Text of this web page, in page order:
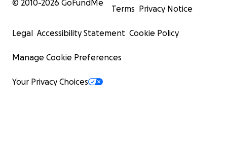
© 2010-2026 GoFundMe
Terms Privacy Notice
Legal Accessibility Statement Cookie Policy
Manage Cookie Preferences
Your Privacy Choices